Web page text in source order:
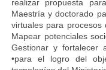
realizar propuesta
Maestría y doctorado
virtuales para procesos
Mapear potenciales
Gestionar y fortalecer
•para el logro del